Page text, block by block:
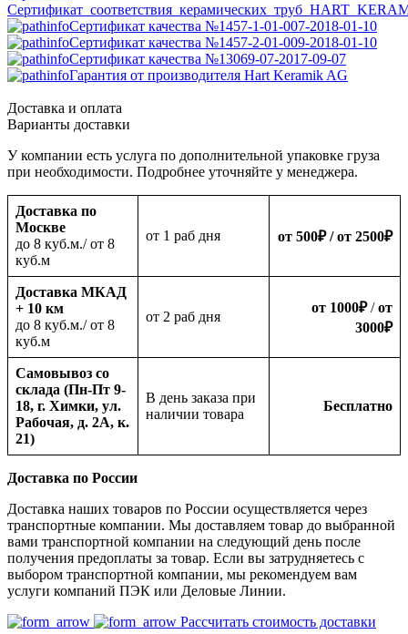
Сертификат качества №1457-1-01-007-2018-01-10
Сертификат качества №1457-2-01-009-2018-01-10
Сертификат качества №13069-07-2017-09-07
Гарантия от производителя Hart Keramik AG
Доставка и оплата
Варианты доставки
У компании есть услуга по дополнительной упаковке груза
при необходимости. Подробнее уточняйте у менеджера.
Доставка по
Москве
до 8 куб.м./ от 8
куб.м
oт 1 раб дня от 500₽/ от 2500₽
Доставка МКАД
+ 10 км
до 8 куб.м./ от 8
куб.м
oт 2 раб дня
от 1000₽/от
3000₽
Самовывоз со
склада (Пн-Пт 9-
18, г. Химки, ул.
Рабочая, д. 2А, к.
21)
В день заказа при
наличии товара
Бесплатно
Доставка по России
Доставка наших товаров по России осуществляется через
транспортные компании. Мы доставляем товар до выбранной
вами транспортной компании на следующий день после
получения предоплаты за товар. Если вы затрудняетесь с
выбором транспортной компании, мы рекомендуем вам
услуги компаний ПЭК или Деловые Линии.
Рассчитать стоимость доставки